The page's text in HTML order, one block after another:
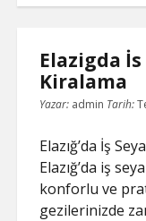
Elazigda
Kiralama
Yazar: admin Tarih:
Elazığ’da İş
Elazığ’da iş
konforlu ve
gezilerinizde